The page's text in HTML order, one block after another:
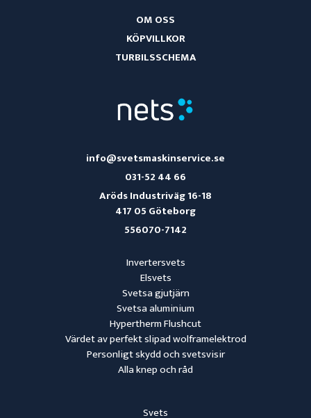
Svets
Invertersvets
Elsvets
Svetsa gjutjärn
Svetsa aluminium
Hypertherm Flushcut
Värdet av perfekt slipad wolframelektrod
Personligt skydd och svetsvisir
Alla knep och råd
info@svetsmaskinservice.se
031-52 44 66
Aröds Industriväg 16-18
417 05 Göteborg
556070-7142
OM OSS
KÖPVILLKOR
TURBILSSCHEMA